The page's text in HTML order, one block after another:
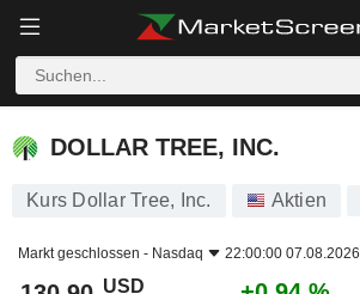
DOLLAR TREE, INC.
DOLLAR TREE, INC.
Kurs Dollar Tree, Inc. Aktien
Markt geschlossen - Nasdaq 22:00:00 07.08.2026
USD